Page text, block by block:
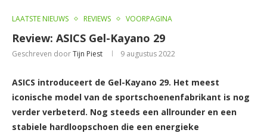
LAATSTE NIEUWS REVIEWS VOORPAGINA
Review: ASICS Gel-Kayano 29
Geschreven doorTijn Piest 9 augustus 2022
ASICS introduceert de Gel-Kayano 29. Het meest
iconische model van de sportschoenenfabrikant is nog
verder verbeterd. Nog steeds een allrounder en een
stabiele hardloopschoen die een energieke